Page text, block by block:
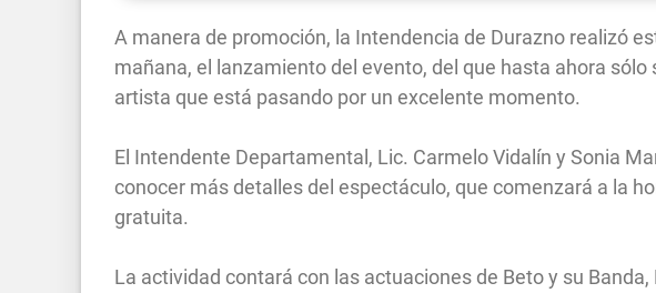
A manera de promoción, la Intendencia de Durazno realizó
mañana, el lanzamiento del evento, del que hasta ahora sólo
artista que está pasando por un excelente momento.
El Intendente Departamental, Lic. Carmelo Vidalín y Sonia
conocer más detalles del espectáculo, que comenzará a la
gratuita.
La actividad contará con las actuaciones de Beto y su